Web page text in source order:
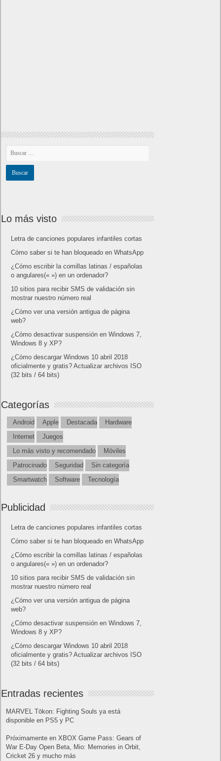
Lo más visto
¿Cómo escribir la comillas latinas / españolas
10 sitios para recibir SMS de validación sin
mostrar nuestro número real
¿Cómo ver una versión antigua de página
web?
¿Cómo desactivar suspensión en Windows 7,
Windows 8 y XP?
¿Cómo descargar Windows 10 abril 2018
oficialmente y gratis? Actualizar archivos ISO
Categorías
Android Apple
Lo más visto y recomendado
Móviles
Patrocinado
Seguridad
Sin categoría
Smartwatch
Software Tecnología
Publicidad
Letra de canciones populares infantiles cortas
¿Cómo escribir la comillas latinas / españolas
10 sitios para recibir SMS de validación sin
mostrar nuestro número real
¿Cómo ver una versión antigua de página
web?
¿Cómo desactivar suspensión en Windows 7,
Windows 8 y XP?
¿Cómo descargar Windows 10 abril 2018
oficialmente y gratis? Actualizar archivos ISO
Entradas recientes
MARVEL Tōkon: Fighting Souls ya está
Próximamente en XBOX Game Pass: Gears of
War E-Day Open Beta, Mio: Memories in Orbit,
El Fire Emblem: Fortune’s Weave Direct trae más
estratégicos, que llegará en exclusiva a Nintendo
Switch